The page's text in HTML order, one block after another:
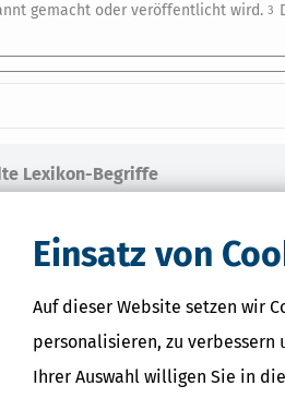
Einsatz von
Auf dieser Website setzen wir
personalisieren, zu
Ihrer Auswahl willigen Sie in
gemacht oder veröffentlicht wird. 3
Lexikon-Begriffe
- Was ist das?
- Definition und